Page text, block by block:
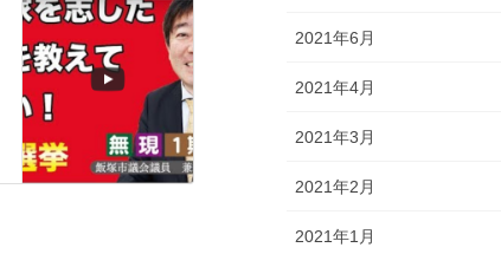
2021年6月
2021年4月
2021年3月
2021年2月
2021年1月